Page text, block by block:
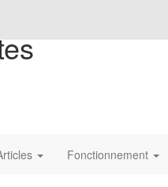
Fonctionnement